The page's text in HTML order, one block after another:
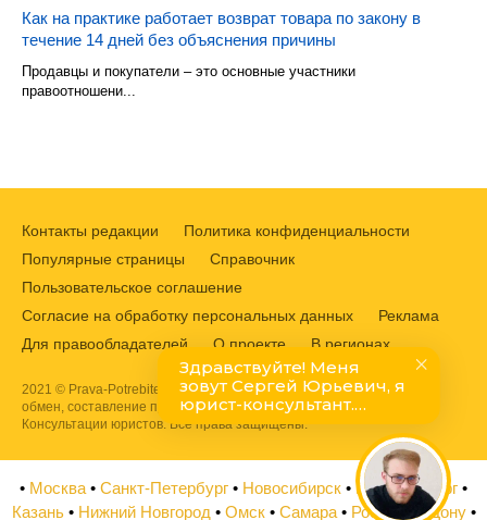
Как на практике работает возврат товара по закону в
течение 14 дней без объяснения причины
Продавцы и покупатели – это основные участники
правоотношени...
Контакты редакции
Политика конфиденциальности
Популярные страницы
Справочник
Пользовательское соглашение
Согласие на обработку персональных данных
Реклама
Для правообладателей
О проекте В регионах
2021 © Prava-Potrebitelej.ru. Защита прав потребителей, возврат,
обмен, составление претензий и жалоб в Роспотребнадзор.
Консультации юристов. Все права защищены.
• Москва • Санкт-Петербург • Новосибирск • Екатеринбург •
Казань• Нижний Новгород • Омск• Самара• Ростов на Дону•